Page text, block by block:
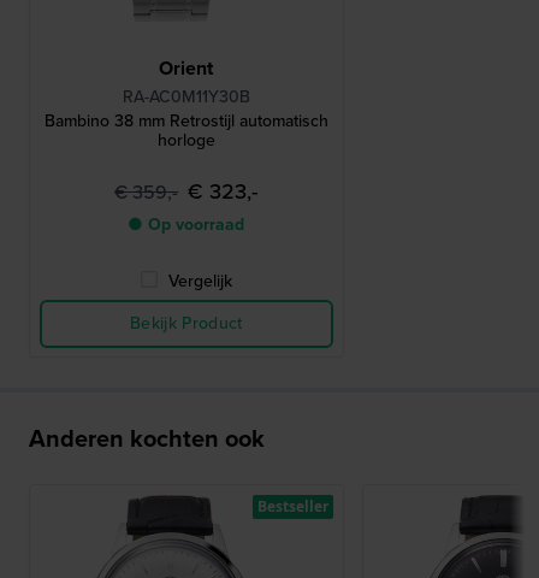
Orient
RA-AC0M11Y30B
Bambino 38 mm Retrostijl automatisch
horloge
€ 359,- € 323,-
● Op voorraad
Vergelijk
Bekijk Product
Anderen kochten ook
Bestseller